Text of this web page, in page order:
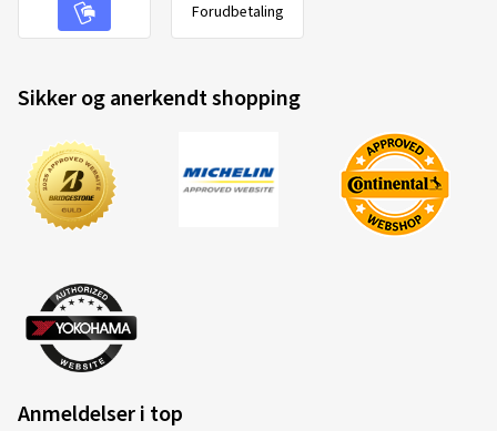
Forudbetaling
Sikker og anerkendt shopping
Anmeldelser i top